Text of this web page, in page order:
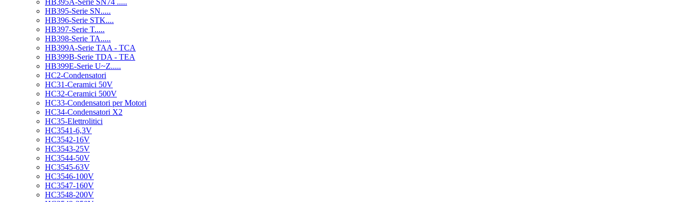
HB395A-Serie SN74 .....
HB395-Serie SN.....
HB396-Serie STK....
HB397-Serie T.....
HB398-Serie TA.....
HB399A-Serie TAA - TCA
HB399B-Serie TDA - TEA
HB399E-Serie U~Z.....
HC2-Condensatori
HC31-Ceramici 50V
HC32-Ceramici 500V
HC33-Condensatori per Motori
HC34-Condensatori X2
HC35-Elettrolitici
HC3541-6,3V
HC3542-16V
HC3543-25V
HC3544-50V
HC3545-63V
HC3546-100V
HC3547-160V
HC3548-200V